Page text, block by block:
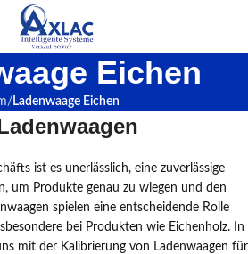
Eichen
Ladenwaage Eichen
ist es unerlässlich, eine zuverlässige
um Produkte genau zu wiegen und den
spielen eine entscheidende Rolle
bei Produkten wie Eichenholz. In
mit der Kalibrierung von Ladenwaagen für